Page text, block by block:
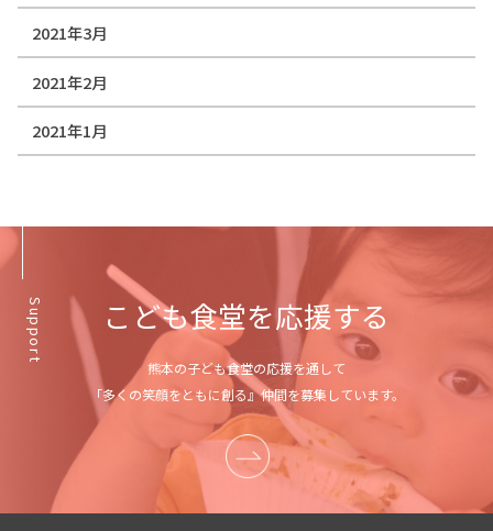
2021年3月
2021年2月
2021年1月
Support こども食堂を応援する
熊本の子ども食堂の応援を通して
「多くの笑顔をともに創る』仲間を募集しています。